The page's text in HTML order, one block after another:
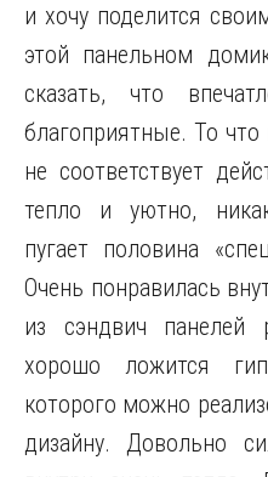
и хочу поделится
этой панельном
сказать, что
благоприятные. То что
не соответствует
тепло и уютно,
пугает половина
Очень понравилась
из сэндвич
хорошо ложится
которого можно
дизайну. Довольно